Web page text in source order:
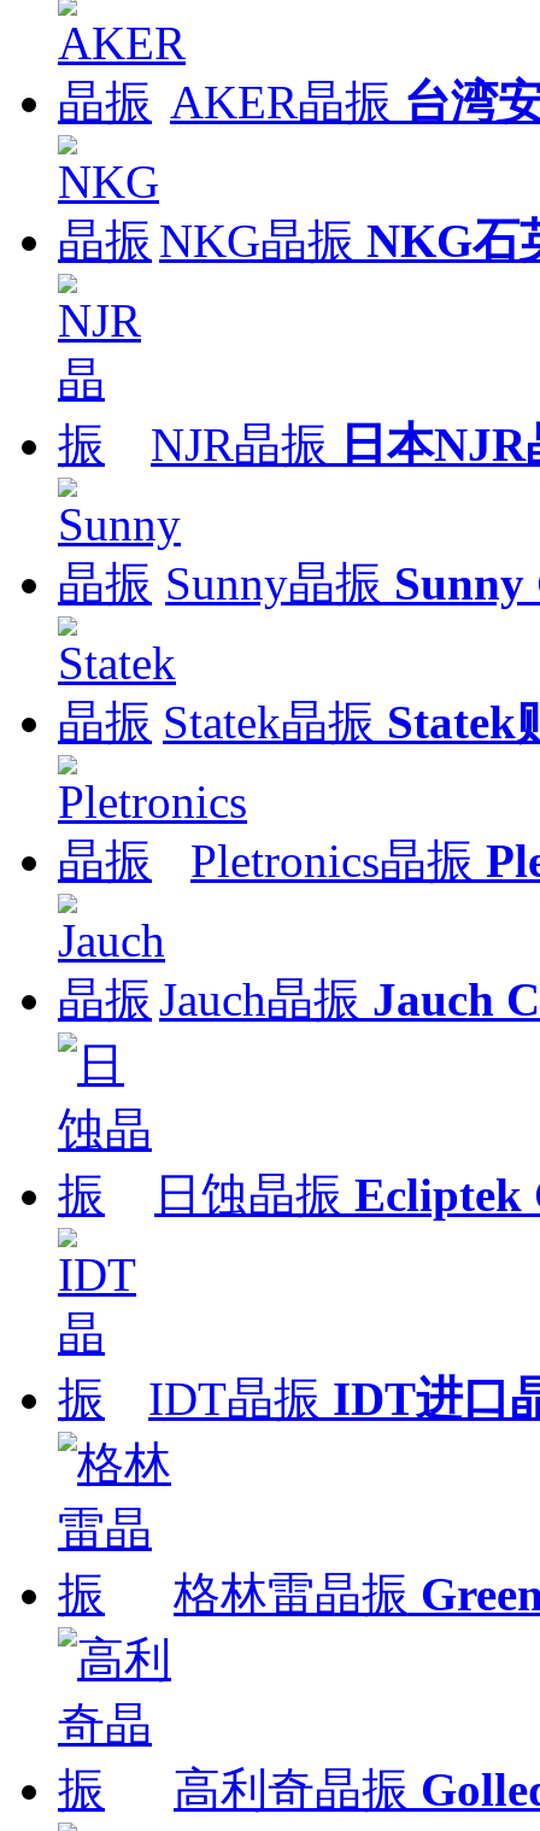
AKER晶振 台湾
NKG晶振 NKG石
NJR晶振 日本
Sunny晶振
Statek晶振 Statek
Pletronics晶振
Jauch晶振 Jauch
日蚀晶振 Ecliptek
IDT晶振 IDT进口
格林雷晶振
高利奇晶振